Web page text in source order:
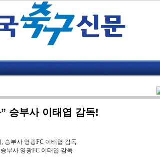
승부사 이태엽 감독!
부사 영광FC 이태엽 감독